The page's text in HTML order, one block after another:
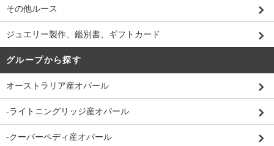
その他ルース
ジュエリー製作、鑑別書、ギフトカード
グループから探す
オーストラリア産オパール
-ライトニングリッジ産オパール
-クーバーペディ産オパール